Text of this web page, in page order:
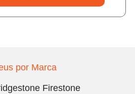
por Marca
Firestone